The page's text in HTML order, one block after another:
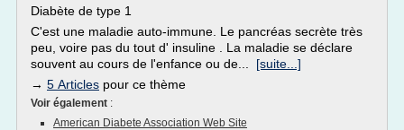
Diabète de type 1
C'est une maladie auto-immune. Le pancréas secrète très
peu, voire pas du tout d' insuline . La maladie se déclare
souvent au cours de l'enfance ou de... [suite...]
→ 5 Articles pour ce thème
Voir également :
American Diabete Association Web Site